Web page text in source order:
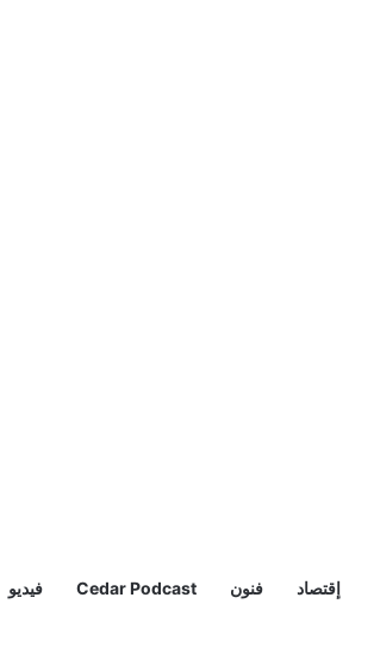
إقتصاد فنون Cedar Podcast فيديو